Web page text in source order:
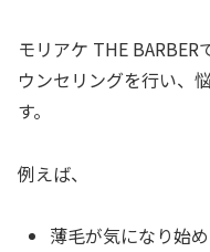
モリアケ THE
ウンセリングを行い、
す。
例えば、
薄毛が気になり始